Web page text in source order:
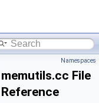
Namespaces
memutils.cc File
Reference